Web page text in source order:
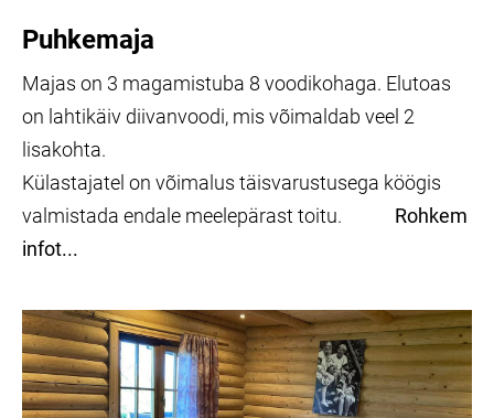
Puhkemaja
Majas on 3 magamistuba 8 voodikohaga. Elutoas
on lahtikäiv diivanvoodi, mis võimaldab veel 2
lisakohta.
Külastajatel on võimalus täisvarustusega köögis
valmistada endale meelepärast toitu. Rohkem
infot...